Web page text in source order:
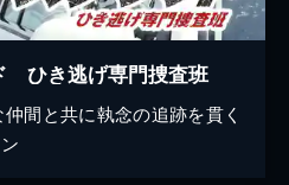
ひき逃げ専門捜査班
間と共に執念の追跡を貫く